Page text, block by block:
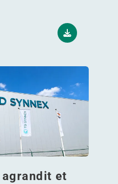
agrandit et
agrandit et automatise